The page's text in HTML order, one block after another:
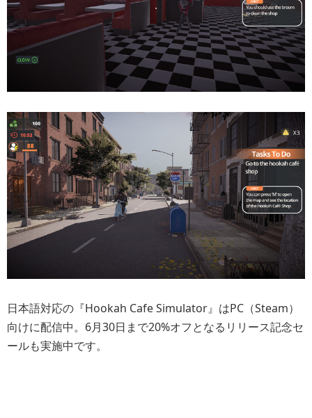
日本語対応の『Hookah Cafe Simulator』はPC（Steam）
向けに配信中。6月30日まで20%オフとなるリリース記念セ
ールも実施中です。